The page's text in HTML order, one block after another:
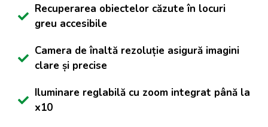
Recuperarea obiectelor căzute în locuri
greu accesibile
Camera de înaltă rezoluție asigură imagini
clare și precise
Iluminare reglabilă cu zoom integrat până la
x10